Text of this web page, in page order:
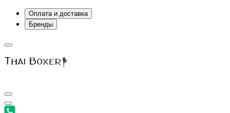
Оплата и доставка
Бренды